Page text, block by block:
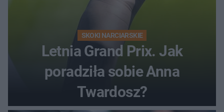
SKOKI NARCIARSKIE
Letnia Grand Prix. Jak
poradziła sobie Anna
Twardosz?